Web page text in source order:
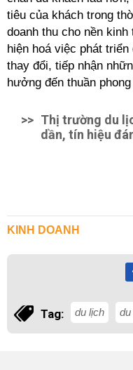
tiêu của khách trong
doanh thu cho nền
hiện hoá việc phát
thay đổi, tiếp nhận
hưởng đến thuần
>> Thị trường du
dần, tín hiệu
KINH DOANH
Tag: du lịch du